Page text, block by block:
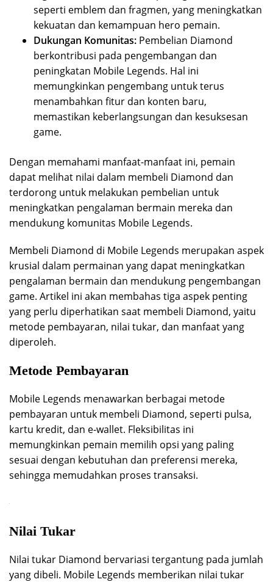
seperti emblem dan fragmen, yang meningkatkan
kekuatan dan kemampuan hero pemain.
Dukungan Komunitas: Pembelian Diamond
berkontribusi pada pengembangan dan
peningkatan Mobile Legends. Hal ini
memungkinkan pengembang untuk terus
menambahkan fitur dan konten baru,
memastikan keberlangsungan dan kesuksesan
game.
Dengan memahami manfaat-manfaat ini, pemain
dapat melihat nilai dalam membeli Diamond dan
terdorong untuk melakukan pembelian untuk
meningkatkan pengalaman bermain mereka dan
mendukung komunitas Mobile Legends.
Membeli Diamond di Mobile Legends merupakan aspek
krusial dalam permainan yang dapat meningkatkan
pengalaman bermain dan mendukung pengembangan
game. Artikel ini akan membahas tiga aspek penting
yang perlu diperhatikan saat membeli Diamond, yaitu
metode pembayaran, nilai tukar, dan manfaat yang
diperoleh.
Metode Pembayaran
Mobile Legends menawarkan berbagai metode
pembayaran untuk membeli Diamond, seperti pulsa,
kartu kredit, dan e-wallet. Fleksibilitas ini
memungkinkan pemain memilih opsi yang paling
sesuai dengan kebutuhan dan preferensi mereka,
sehingga memudahkan proses transaksi.
Nilai Tukar
Nilai tukar Diamond bervariasi tergantung pada jumlah
yang dibeli. Mobile Legends memberikan nilai tukar